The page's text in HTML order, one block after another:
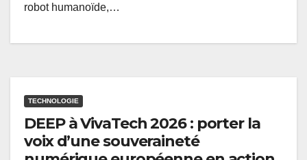
robot humanoïde,…
TECHNOLOGIE
DEEP à VivaTech 2026 : porter la
voix d’une souveraineté